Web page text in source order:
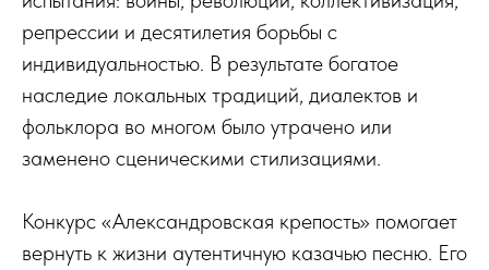
репрессии и десятилетия борьбы с
индивидуальностью. В результате богатое
наследие локальных традиций, диалектов и
фольклора во многом было утрачено или
заменено сценическими стилизациями.
Конкурс «Александровская крепость» помогает
вернуть к жизни аутентичную казачью песню. Его